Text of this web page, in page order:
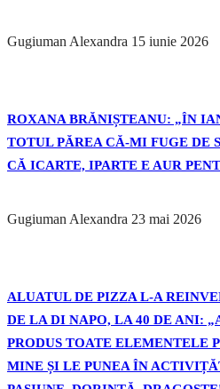
Gugiuman Alexandra 15 iunie 2026
ROXANA BRĂNIȘTEANU: „ÎN
TOTUL PĂREA CĂ-MI FUGE DE
CĂ ICARTE, IPARTE E AUR
Gugiuman Alexandra 23 mai 2026
ALUATUL DE PIZZA L-A
DE LA DI NAPO, LA 40 DE ANI:
PRODUS TOATE ELEMENTELE
MINE ȘI LE PUNEA ÎN